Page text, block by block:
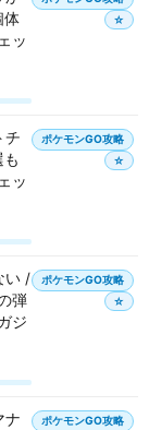
体
ッ
☆
チ
ッ
ポケモンGO攻略
☆
い /
弾
ジ
ポケモンGO攻略
☆
ナ
ポケモンGO攻略